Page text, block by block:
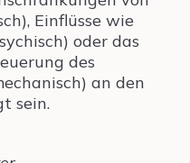
Einflüsse wie
oder das
des
an den
sein.